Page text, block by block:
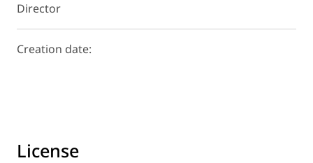
Director
Creation date:
License